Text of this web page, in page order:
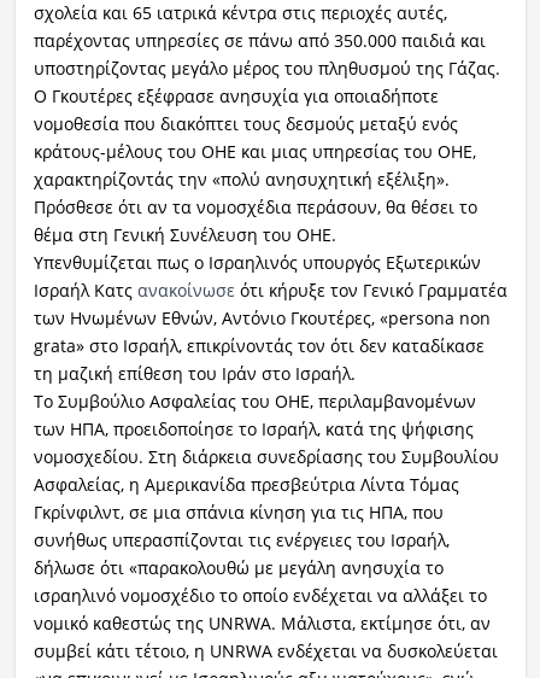
σχολεία και 65 ιατρικά κέντρα στις περιοχές αυτές,
παρέχοντας υπηρεσίες σε πάνω από 350.000 παιδιά και
υποστηρίζοντας μεγάλο μέρος του πληθυσμού της Γάζας.
Ο Γκουτέρες εξέφρασε ανησυχία για οποιαδήποτε
νομοθεσία που διακόπτει τους δεσμούς μεταξύ ενός
κράτους-μέλους του ΟΗΕ και μιας υπηρεσίας του ΟΗΕ,
χαρακτηρίζοντάς την «πολύ ανησυχητική εξέλιξη».
Πρόσθεσε ότι αν τα νομοσχέδια περάσουν, θα θέσει το
θέμα στη Γενική Συνέλευση του ΟΗΕ.
Υπενθυμίζεται πως ο Ισραηλινός υπουργός Εξωτερικών
Ισραήλ Κατς ανακοίνωσε ότι κήρυξε τον Γενικό Γραμματέα
των Ηνωμένων Εθνών, Αντόνιο Γκουτέρες, «persona non
grata» στο Ισραήλ, επικρίνοντάς τον ότι δεν καταδίκασε
τη μαζική επίθεση του Ιράν στο Ισραήλ.
Το Συμβούλιο Ασφαλείας του ΟΗΕ, περιλαμβανομένων
των ΗΠΑ, προειδοποίησε το Ισραήλ, κατά της ψήφισης
νομοσχεδίου. Στη διάρκεια συνεδρίασης του Συμβουλίου
Ασφαλείας, η Αμερικανίδα πρεσβεύτρια Λίντα Τόμας
Γκρίνφιλντ, σε μια σπάνια κίνηση για τις ΗΠΑ, που
συνήθως υπερασπίζονται τις ενέργειες του Ισραήλ,
δήλωσε ότι «παρακολουθώ με μεγάλη ανησυχία το
ισραηλινό νομοσχέδιο το οποίο ενδέχεται να αλλάξει το
νομικό καθεστώς της UNRWA. Μάλιστα, εκτίμησε ότι, αν
συμβεί κάτι τέτοιο, η UNRWA ενδέχεται να δυσκολεύεται